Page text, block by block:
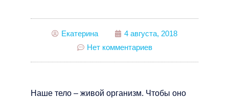
Екатерина
4 августа, 2018
Нет комментариев
Наше тело – живой организм. Чтобы оно